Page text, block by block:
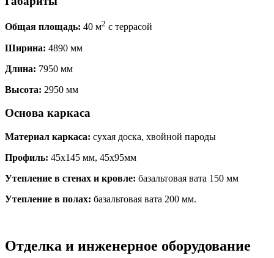
Общая площадь: 40 м2 с террасой
Ширина: 4890 мм
Длина: 7950 мм
Высота: 2950 мм
Основа каркаса
Материал каркаса: сухая доска, хвойной пароды
Профиль: 45х145 мм, 45х95мм
Утепление в стенах и кровле: базальтовая вата 150 мм
Утепление в полах: базальтовая вата 200 мм.
Отделка и инженерное оборудование